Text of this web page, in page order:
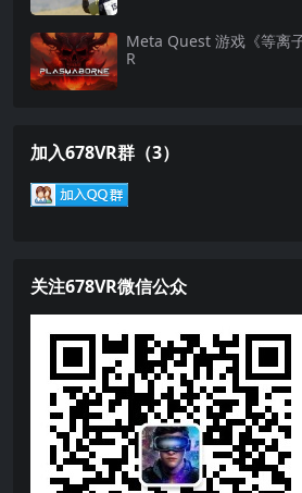
Meta Quest 游戏《等离
R
加入678VR群（3）
关注678VR微信公众